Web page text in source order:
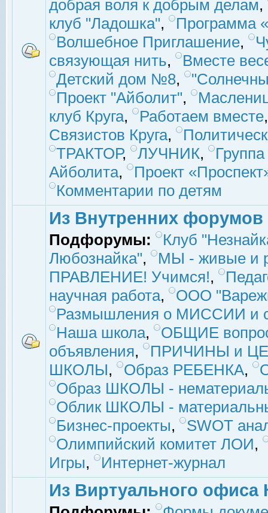
добрая воля к добрым делам,
клуб "Ладошка",
Программа
Волшебное Приглашение,
связующая нить,
Вместе
Детский дом №8,
Проект "Айболит",
клуб Круга, Работаем вместе
Связистов Круга,
ТРАКТОР, ЛУЧНИК,
Айболита,
Проект
Комментарии по детям
Из Внутренних форумов
Подфорумы:
Клуб
Любознайка",
МЫ - живые и
ПРАВЛЕНИЕ! Учимся!,
научная работа,
ООО
Размышления о МИССИИ и
Наша школа,
ОБЩИЕ
объявления,
ПРИЧИНЫ и
ШКОЛЫ, Образ РЕБЕНКА,
Образ ШКОЛЫ -
Облик ШКОЛЫ -
Бизнес-проекты,
SWOT
Олимпийский комитет ЛОИ,
Игры, Интернет-журнал
Из Виртуального офиса